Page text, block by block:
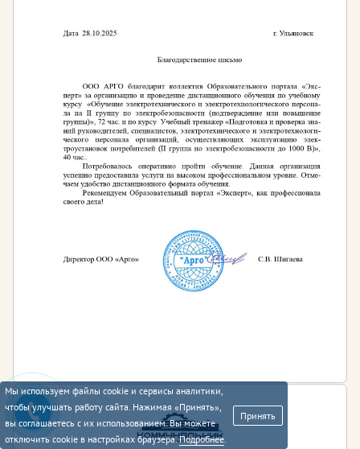
Мы используем файлы cookie и сервисы аналитики,
чтобы улучшать работу сайта. Нажимая «Принять»,
вы соглашаетесь с их использованием. Вы можете
отключить cookie в настройках браузера.Подробнее.
Принять